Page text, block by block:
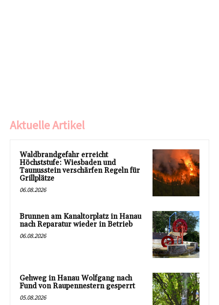
Aktuelle Artikel
Waldbrandgefahr erreicht
Höchststufe: Wiesbaden und
Taunusstein verschärfen Regeln für
Grillplätze
06.08.2026
Brunnen am Kanaltorplatz in Hanau
nach Reparatur wieder in Betrieb
06.08.2026
Gehweg in Hanau Wolfgang nach
Fund von Raupennestern gesperrt
05.08.2026